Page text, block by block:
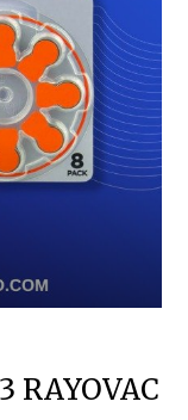
RAYOVAC